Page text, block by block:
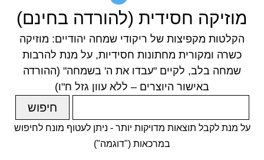
מוזיקה חסידית (להורדה בחינם)
הקלטות מקפיצות של ריקודי שמחה יהודיים: מוזיקה
כשרה ומקורית מחתונות חסידיות, על מנת להרבות
שמחה בלב, לקיים "עבדו את ה' בשמחה" (ההורדה
באישור היוצרים – ללא עוון גזל ח"ו)
על מנת לקבל תוצאות מדויקות יותר - ניתן לעטוף מונח לחיפוש
במרכאות ("דוגמה")